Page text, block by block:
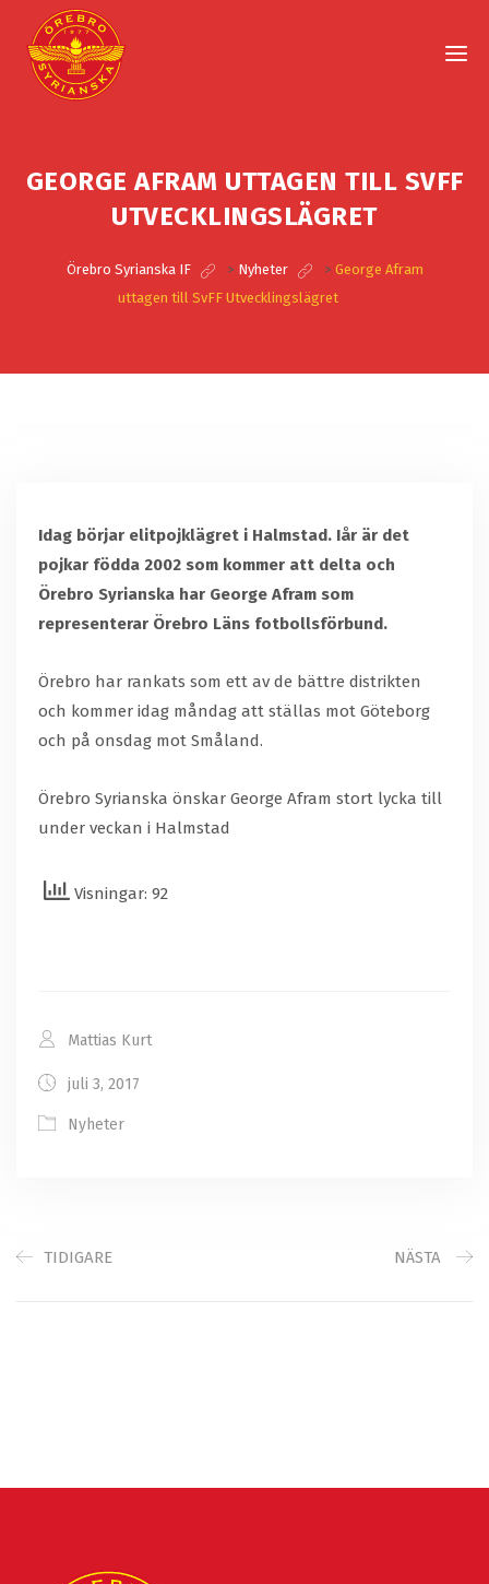
GEORGE AFRAM UTTAGEN TILL SVFF
UTVECKLINGSLÄGRET
Örebro Syrianska IF > Nyheter > George Afram
uttagen till SvFF Utvecklingslägret
Idag börjar elitpojklägret i Halmstad. Iår är det
pojkar födda 2002 som kommer att delta och
Örebro Syrianska har George Afram som
representerar Örebro Läns fotbollsförbund.
Örebro har rankats som ett av de bättre distrikten
och kommer idag måndag att ställas mot Göteborg
och på onsdag mot Småland.
Örebro Syrianska önskar George Afram stort lycka till
under veckan i Halmstad
Visningar: 92
Mattias Kurt
juli 3, 2017
Nyheter
TIDIGARE NÄSTA